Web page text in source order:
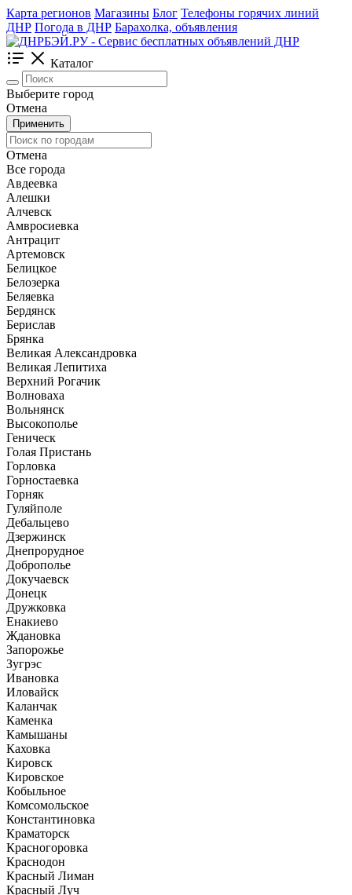
Карта регионов Магазины Блог Телефоны горячих линий
ДНР Погода в ДНР Барахолка, объявления
Каталог
Выберите город
Отмена
Применить
Отмена
Все города
Авдеевка
Алешки
Алчевск
Амвросиевка
Антрацит
Артемовск
Белицкое
Белозерка
Беляевка
Бердянск
Берислав
Брянка
Великая Александровка
Великая Лепитиха
Верхний Рогачик
Волноваха
Вольнянск
Высокополье
Геническ
Голая Пристань
Горловка
Горностаевка
Горняк
Гуляйполе
Дебальцево
Дзержинск
Днепрорудное
Доброполье
Докучаевск
Донецк
Дружковка
Енакиево
Ждановка
Запорожье
Зугрэс
Ивановка
Иловайск
Каланчак
Каменка
Камышаны
Каховка
Кировск
Кировское
Кобыльное
Комсомольское
Константиновка
Краматорск
Красногоровка
Краснодон
Красный Лиман
Красный Луч